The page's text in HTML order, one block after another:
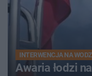
INTERWENCJA NA
Awaria łodzi